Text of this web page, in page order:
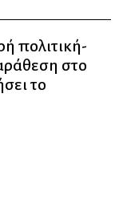
πολιτική-
στο
το